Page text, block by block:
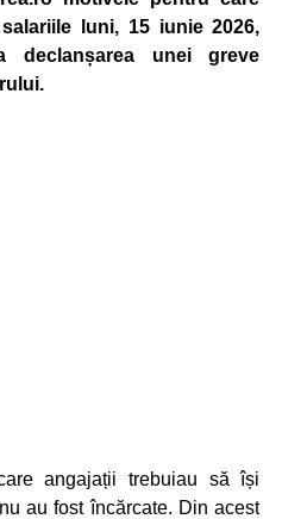
luni, 15 iunie 2026,
unei greve
angajații trebuiau să își
au fost încărcate. Din acest